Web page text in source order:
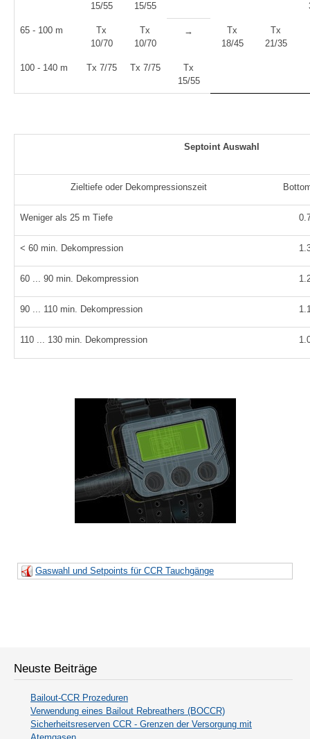
15/55
15/55
65 - 100 m
Tx
10/70
Tx
10/70
→
Tx
18/45
Tx
21/35
100 - 140 m Tx 7/75 Tx 7/75
Tx
15/55
Septoint Auswahl
Zieltiefe oder Dekompressionszeit
Weniger als 25 m Tiefe
< 60 min. Dekompression
60 ... 90 min. Dekompression
90 ... 110 min. Dekompression
110 ... 130 min. Dekompression
Gaswahl und Setpoints für CCR Tauchgänge
Neuste Beiträge
Bailout-CCR Prozeduren
Verwendung eines Bailout Rebreathers (BOCCR)
Sicherheitsreserven CCR - Grenzen der Versorgung mit